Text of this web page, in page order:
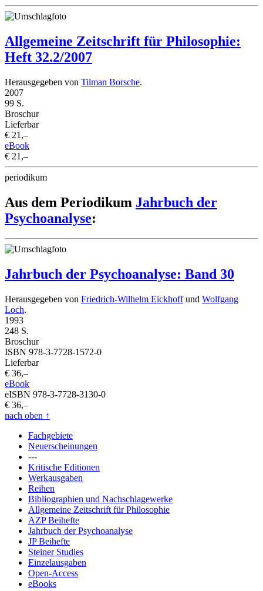
Allgemeine Zeitschrift für Philosophie:
Heft 32.2/2007
Herausgegeben von Tilman Borsche.
2007
99 S.
Broschur
Lieferbar
€ 21,–
eBook
€ 21,–
periodikum
Aus dem Periodikum Jahrbuch der
Psychoanalyse:
Jahrbuch der Psychoanalyse: Band 30
Herausgegeben von Friedrich-Wilhelm Eickhoffund Wolfgang
Loch.
1993
248 S.
Broschur
ISBN 978-3-7728-1572-0
Lieferbar
€ 36,–
eBook
eISBN 978-3-7728-3130-0
€ 36,–
nach oben ↑
Fachgebiete
Neuerscheinungen
---
Kritische Editionen
Werkausgaben
Reihen
Bibliographien und Nachschlagewerke
Allgemeine Zeitschrift für Philosophie
AZP Beihefte
Jahrbuch der Psychoanalyse
JP Beihefte
Steiner Studies
Einzelausgaben
Open-Access
eBooks